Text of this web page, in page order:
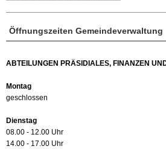
Öffnungszeiten Gemeindeverwaltung
ABTEILUNGEN PRÄSIDIALES, FINANZEN
Montag
geschlossen
Dienstag
08.00 - 12.00 Uhr
14.00 - 17.00 Uhr